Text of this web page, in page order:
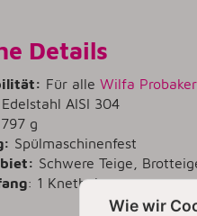
Details
Für alle Wilfa
Edelstahl AISI 304
797 g
Spülmaschinenfest
Schwere Teige,
: 1 Knethaken
Wie wir